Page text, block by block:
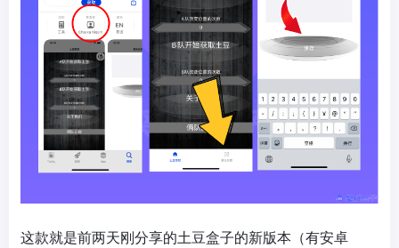
这款就是前两天刚分享的土豆盒子的新版本（有安卓